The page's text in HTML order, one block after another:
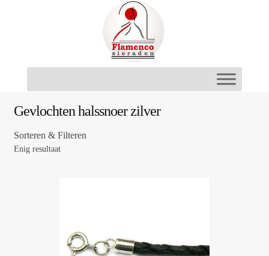
Gevlochten halssnoer zilver
Sorteren & Filteren
Enig resultaat